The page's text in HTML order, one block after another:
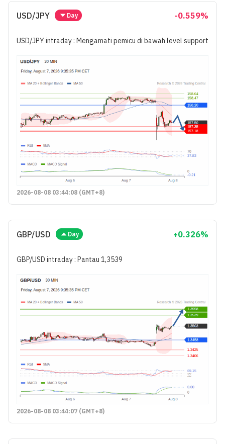
USD/JPY Day -0.559%
USD/JPY intraday : Mengamati pemicu di bawah level support
2026-08-08 03:44:08 (GMT+8)
GBP/USD Day +0.326%
GBP/USD intraday : Pantau 1,3539
2026-08-08 03:44:07 (GMT+8)